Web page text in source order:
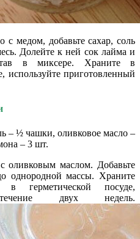
с медом, добавьте сахар, соль
Долейте к ней сок лайма и
в миксере. Храните в
используйте приготовленный
– ½ чашки, оливковое масло –
– 3 шт.
оливковым маслом. Добавьте
однородной массы. Храните
в герметической посуде,
двух недель.